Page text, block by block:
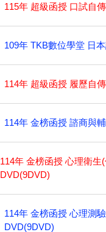
115年 超級函授 口試自
109年 TKB數位學堂 日
114年 超級函授 履歷自
114年 金榜函授 諮商與
114年 金榜函授 心理衛
DVD(9DVD)
114年 金榜函授 心理測
DVD(9DVD)